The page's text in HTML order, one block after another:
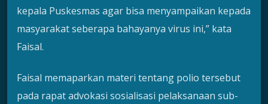
kepala Puskesmas agar bisa menyampaikan kepada
masyarakat seberapa bahayanya virus ini,” kata
Faisal.
Faisal memaparkan materi tentang polio tersebut
pada rapat advokasi sosialisasi pelaksanaan sub-